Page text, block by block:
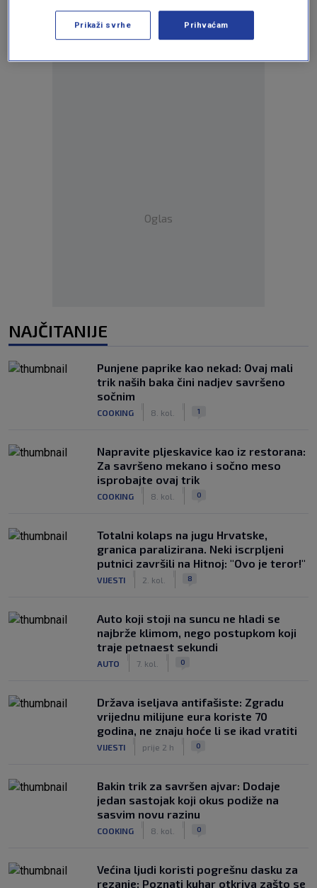
Oglas
Oglas
NAJČITANIJE
Punjene paprike kao nekad: Ovaj mali
trik naših baka čini nadjev savršeno
sočnim
COOKING 8. kol. 1
Napravite pljeskavice kao iz restorana:
Za savršeno mekano i sočno meso
isprobajte ovaj trik
COOKING 8. kol. 0
Totalni kolaps na jugu Hrvatske,
granica paralizirana. Neki iscrpljeni
putnici završili na Hitnoj: "Ovo je teror!"
VIJESTI 2. kol. 8
Auto koji stoji na suncu ne hladi se
najbrže klimom, nego postupkom koji
traje petnaest sekundi
AUTO 7. kol. 0
Država iseljava antifašiste: Zgradu
vrijednu milijune eura koriste 70
godina, ne znaju hoće li se ikad vratiti
VIJESTI prije 2 h 0
Bakin trik za savršen ajvar: Dodaje
jedan sastojak koji okus podiže na
sasvim novu razinu
COOKING 8. kol. 0
Većina ljudi koristi pogrešnu dasku za
rezanje: Poznati kuhar otkriva zašto se
Prikaži svrhe Prihvaćam